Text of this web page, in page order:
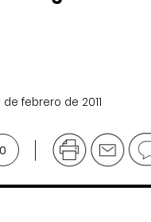
de febrero de 2011
0